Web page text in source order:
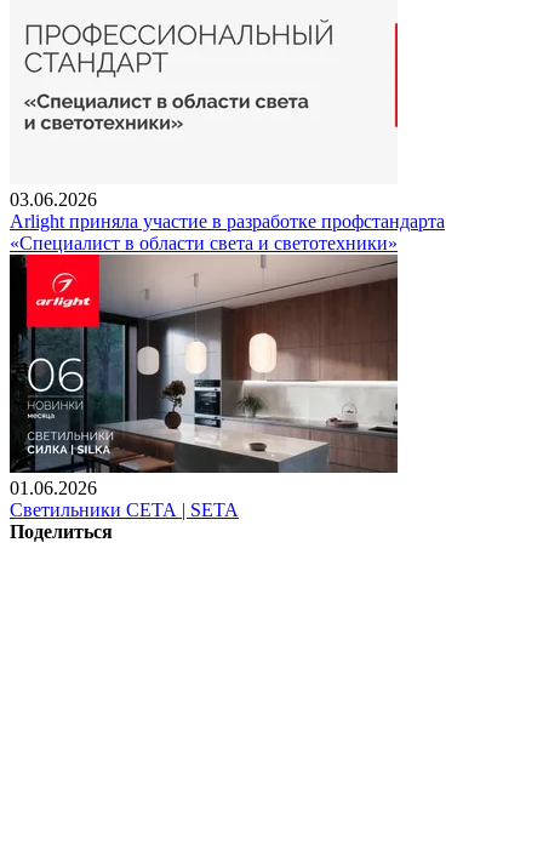
03.06.2026
Arlight приняла участие в разработке профстандарта
«Специалист в области света и светотехники»
01.06.2026
Светильники СЕТА | SETA
Поделиться